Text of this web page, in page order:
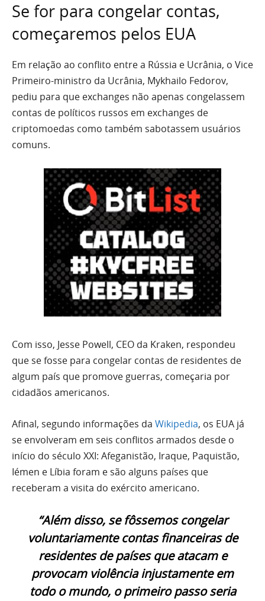
Se for para congelar contas,
começaremos pelos EUA
Em relação ao conflito entre a Rússia e Ucrânia, o Vice
Primeiro-ministro da Ucrânia, Mykhailo Fedorov,
pediu para que exchanges não apenas congelassem
contas de políticos russos em exchanges de
criptomoedas como também sabotassem usuários
comuns.
Com isso, Jesse Powell, CEO da Kraken, respondeu
que se fosse para congelar contas de residentes de
algum país que promove guerras, começaria por
cidadãos americanos.
Afinal, segundo informações da Wikipedia, os EUA já
se envolveram em seis conflitos armados desde o
início do século XXI: Afeganistão, Iraque, Paquistão,
Iémen e Líbia foram e são alguns países que
receberam a visita do exército americano.
“Além disso, se fôssemos congelar
voluntariamente contas financeiras de
residentes de países que atacam e
provocam violência injustamente em
todo o mundo, o primeiro passo seria